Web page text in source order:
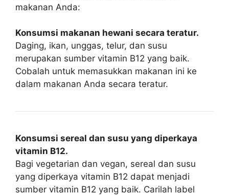
makanan Anda:
Konsumsi makanan hewani secara teratur.
Daging, ikan, unggas, telur, dan susu
merupakan sumber vitamin B12 yang baik.
Cobalah untuk memasukkan makanan ini ke
dalam makanan Anda secara teratur.
Konsumsi sereal dan susu yang diperkaya
vitamin B12.
Bagi vegetarian dan vegan, sereal dan susu
yang diperkaya vitamin B12 dapat menjadi
sumber vitamin B12 yang baik. Carilah label